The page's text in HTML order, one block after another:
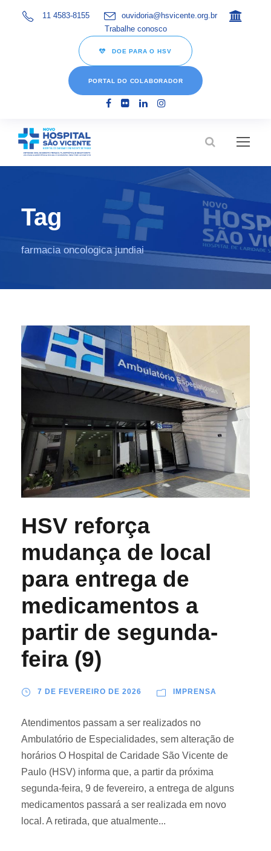
11 4583-8155
ouvidoria@hsvicente.org.br
Trabalhe conosco
DOE PARA O HSV
PORTAL DO COLABORADOR
Tag
farmacia oncologica jundiai
HSV reforça
mudança de local
para entrega de
medicamentos a
partir de segunda-
feira (9)
7 DE FEVEREIRO DE 2026 IMPRENSA
Atendimentos passam a ser realizados no
Ambulatório de Especialidades, sem alteração de
horários O Hospital de Caridade São Vicente de
Paulo (HSV) informa que, a partir da próxima
segunda-feira, 9 de fevereiro, a entrega de alguns
medicamentos passará a ser realizada em novo
local. A retirada, que atualmente...